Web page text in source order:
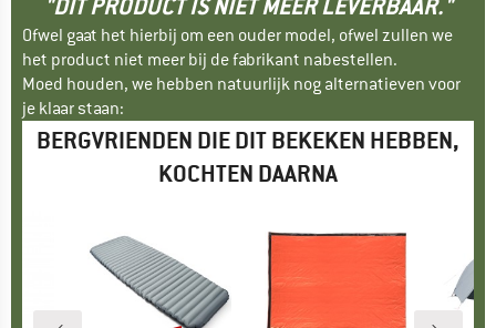
"DIT PRODUCT IS NIET MEER LEVERBAAR."
Ofwel gaat het hierbij om een ouder model, ofwel zullen we
het product niet meer bij de fabrikant nabestellen.
Moed houden, we hebben natuurlijk nog alternatieven voor
je klaar staan:
BERGVRIENDEN DIE DIT BEKEKEN HEBBEN,
KOCHTEN DAARNA